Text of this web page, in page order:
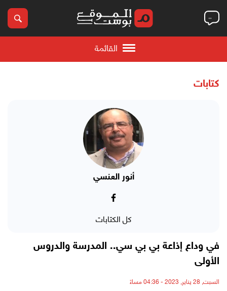
القائمة
كتابات
أنور العنسي
كل الكتابات
في وداع إذاعة بي بي سي.. المدرسة والدروس
الأولى
السبت, 28 يناير, 2023 - 04:36 مساءً